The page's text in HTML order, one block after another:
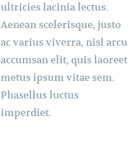
ultricies lacinia lectus.
Aenean scelerisque, justo
ac varius viverra, nisl arcu
accumsan elit, quis laoreet
metus ipsum vitae sem.
Phasellus luctus
imperdiet.